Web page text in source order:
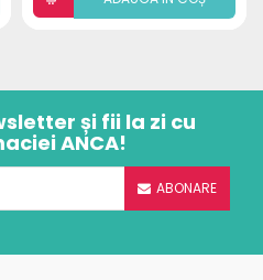
și fii la zi cu
ANCA!
ABONARE